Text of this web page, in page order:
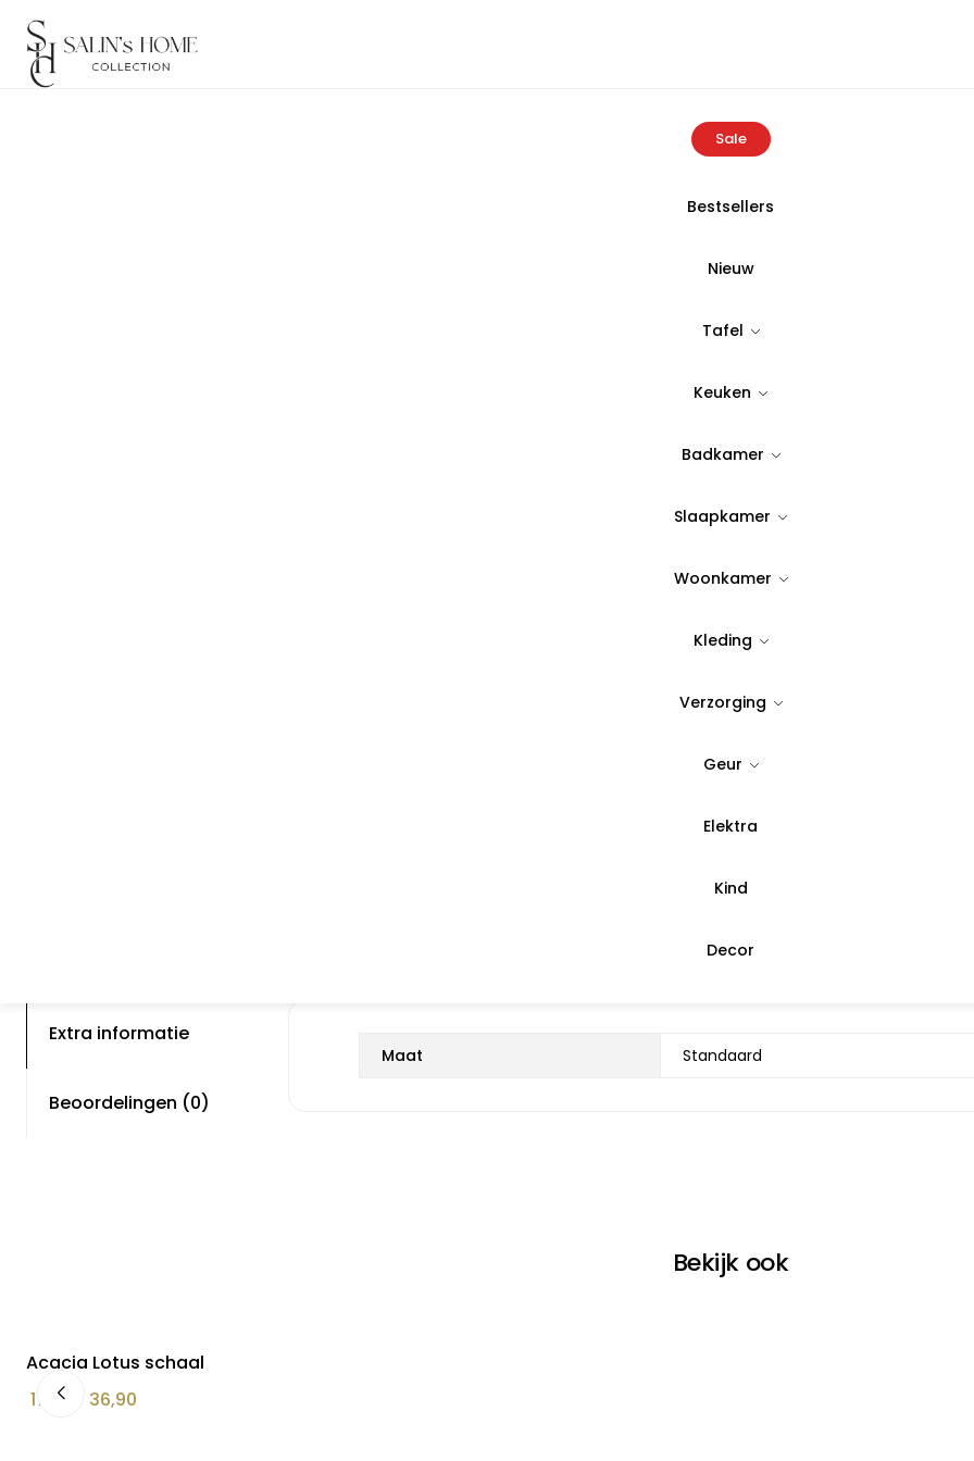
Sale
Bestsellers
Nieuw
Tafel
Keuken
Badkamer
Slaapkamer
Woonkamer
Kleding
Verzorging
Geur
Elektra
Kind
Decor
Cornilie Olie
Extra informatie
Beoordelingen (0)
Maat Standaard
Bekijk ook
Acacia Lotus schaal
17,90
– 36,90
Prijsklasse: